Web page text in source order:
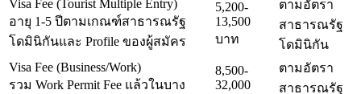
Visa Fee (Tourist Multiple Entry)
อายุ 1-5 ปีตามเกณฑ์สาธารณรัฐ
โดมินิกันและ Profile ของผู้สมัคร
5,200-
13,500
บาท
ตามอัตรา
สาธารณรัฐ
โดมินิกัน
Visa Fee (Business/Work)
รวม Work Permit Fee แล้วในบาง
8,500-
32,000
ตามอัตรา
สาธารณรัฐ